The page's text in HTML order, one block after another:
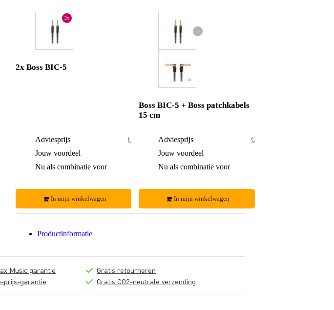
2x
2x Boss BIC-5
Adviesprijs
€ 37,80
Jouw voordeel
Nu als combinatie voor
In mijn winkelwagen
+
Boss BIC-5 + Boss patchkabels
15 cm
Adviesprijs
€ 47,90
Jouw voordeel
Nu als combinatie voor
In mijn winkelwagen
Productinformatie
Music garantie
prijs-garantie
Gratis retourneren
Gratis CO2-neutrale verzending